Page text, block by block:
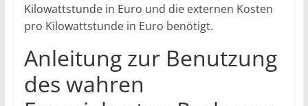
Kilowattstunde in Euro und die externen Kosten
pro Kilowattstunde in Euro benötigt.
Anleitung zur Benutzung
des wahren